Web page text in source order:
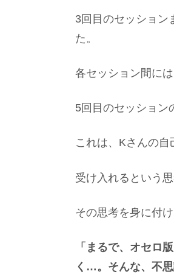
3回目のセッション
た。
各セッション間に
5回目のセッション
これは、Kさんの自
受け入れるという
その思考を身に付
「まるで、オセロ
く…。そんな、不思